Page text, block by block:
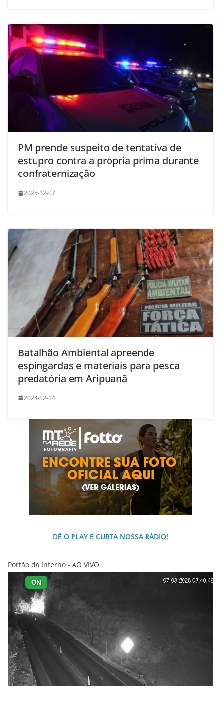
PM prende suspeito de tentativa de
estupro contra a própria prima durante
confraternização
2025-12-07
Batalhão Ambiental apreende
espingardas e materiais para pesca
predatória em Aripuanã
2024-12-14
DÊ O PLAY E CURTA NOSSA RÁDIO!
Portão do Inferno - AO VIVO